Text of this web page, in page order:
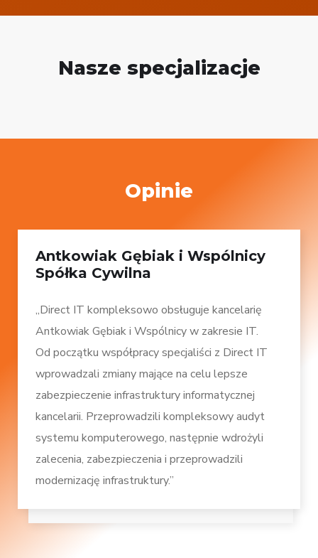
Nasze specjalizacje
Opinie
Antkowiak Gębiak i Wspólnicy
Spółka Cywilna
„Direct IT kompleksowo obsługuje kancelarię
Antkowiak Gębiak i Wspólnicy w zakresie IT.
Od początku współpracy specjaliści z Direct IT
wprowadzali zmiany mające na celu lepsze
zabezpieczenie infrastruktury informatycznej
kancelarii. Przeprowadzili kompleksowy audyt
systemu komputerowego, następnie wdrożyli
zalecenia, zabezpieczenia i przeprowadzili
modernizację infrastruktury.”